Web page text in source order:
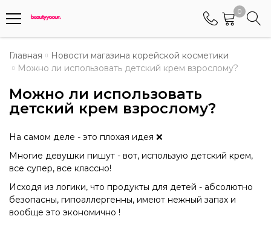
0
Телефоны
Менеджер по работе АБС клиентами
Контактный номер для обращения граждан
Главная
Новости магазина корейской косметики
Можно ли использовать детский крем взрослому?
Можно ли использовать
детский крем взрослому?
На самом деле - это плохая идея ❌
Многие девушки пишут - вот, использую детский крем,
все супер, все классно!
Исходя из логики, что продукты для детей - абсолютно
безопасны, гипоаллергенны, имеют нежный запах и
вообще это экономично !